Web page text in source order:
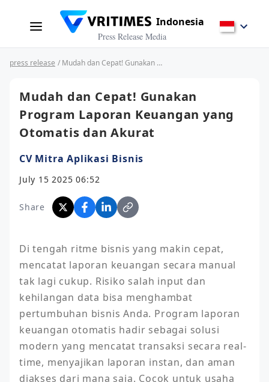
Indonesia
Press Release Media
press release / Mudah dan Cepat! Gunakan Program Laporan Keuangan yang Otomatis dan Akurat
Mudah dan Cepat! Gunakan
Program Laporan Keuangan yang
Otomatis dan Akurat
CV Mitra Aplikasi Bisnis
July 15 2025 06:52
Share
Di tengah ritme bisnis yang makin cepat,
mencatat laporan keuangan secara manual
tak lagi cukup. Risiko salah input dan
kehilangan data bisa menghambat
pertumbuhan bisnis Anda. Program laporan
keuangan otomatis hadir sebagai solusi
modern yang mencatat transaksi secara real-
time, menyajikan laporan instan, dan aman
diakses dari mana saja. Cocok untuk usaha